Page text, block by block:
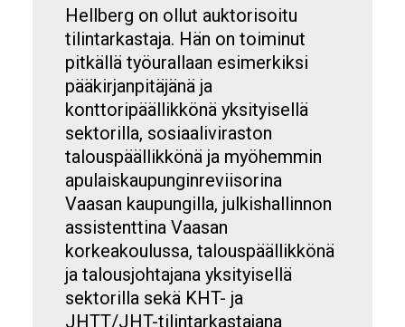
Hellberg on ollut auktorisoitu
tilintarkastaja. Hän on toiminut
pitkällä työurallaan esimerkiksi
pääkirjanpitäjänä ja
konttoripäällikkönä yksityisellä
sektorilla, sosiaaliviraston
talouspäällikkönä ja myöhemmin
apulaiskaupunginreviisorina
Vaasan kaupungilla, julkishallinnon
assistenttina Vaasan
korkeakoulussa, talouspäällikkönä
ja talousjohtajana yksityisellä
sektorilla sekä KHT- ja
JHTT/JHT-tilintarkastajana